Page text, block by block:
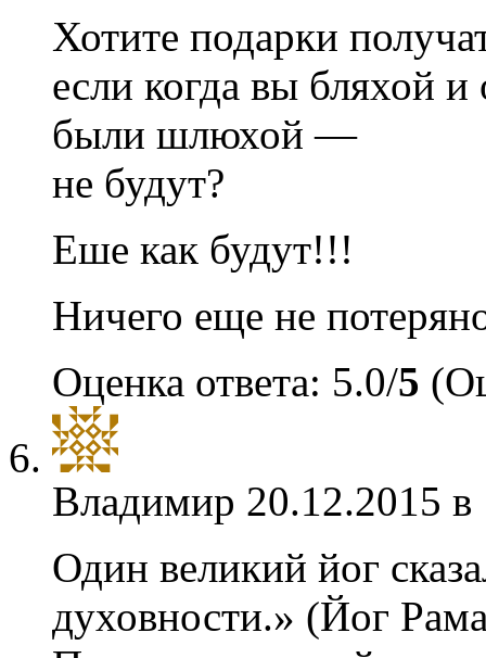
Хотите подарки
если когда вы бляхой
были шлюхой —
не будут?
Еше как будут!!!
Ничего еще не
Оценка ответа: 5.0/5
Владимир 20.12.2015
Один великий йог
духовности.» (Йог